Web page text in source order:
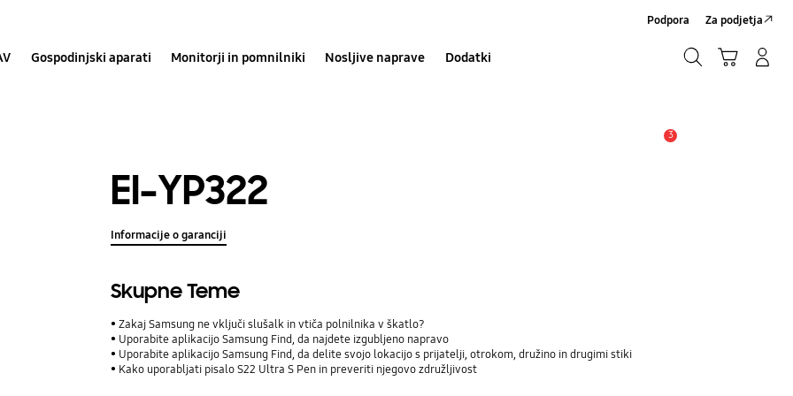
Gospodinjski aparati Monitorji in pomnilniki Nosljive naprave Dodatki
Podpora Za podjetja
3
EI-YP322
Informacije o garanciji
Skupne Teme
Zakaj Samsung ne vključi slušalk in vtiča polnilnika v škatlo?
Uporabite aplikacijo Samsung Find, da najdete izgubljeno napravo
Uporabite aplikacijo Samsung Find, da delite svojo lokacijo s prijatelji, otrokom, družino in drugimi stiki
Kako uporabljati pisalo S22 Ultra S Pen in preveriti njegovo združljivost